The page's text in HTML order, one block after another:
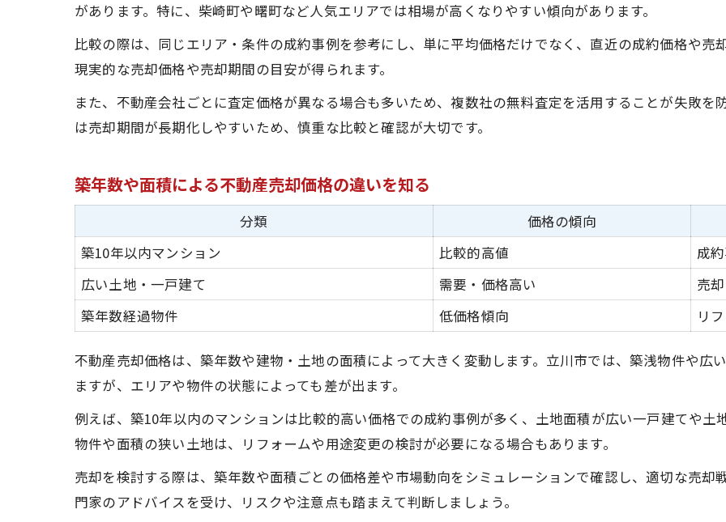
があります。特に、柴崎町や曙町など人気エリアでは相場が高くなりやすい傾向があります。
比較の際は、同じエリア・条件の成約事例を参考にし、単に平均価格だけでなく、直近の成約価格や売
現実的な売却価格や売却期間の目安が得られます。
また、不動産会社ごとに査定価格が異なる場合も多いため、複数社の無料査定を活用することが失敗を
は売却期間が長期化しやすいため、慎重な比較と確認が大切です。
築年数や面積による不動産売却価格の違いを知る
分類 価格の傾向
築10年以内マンション
比較的高値
成
広い土地・一戸建て
需要・価格高い
売
築年数経過物件
低価格傾向 リ
不動産売却価格は、築年数や建物・土地の面積によって大きく変動します。立川市では、築浅物件や広
ますが、エリアや物件の状態によっても差が出ます。
例えば、築10年以内のマンションは比較的高い価格での成約事例が多く、土地面積が広い一戸建てや土
物件や面積の狭い土地は、リフォームや用途変更の検討が必要になる場合もあります。
売却を検討する際は、築年数や面積ごとの価格差や市場動向をシミュレーションで確認し、適切な売却
門家のアドバイスを受け、リスクや注意点も踏まえて判断しましょう。